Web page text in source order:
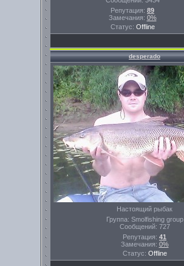
Репутация: 89
Замечания: 0%
Статус: Offline
desperado
Настоящий рыбак
Группа: Smolfishing group
Сообщений: 727
Репутация: 41
Замечания: 0%
Статус: Offline